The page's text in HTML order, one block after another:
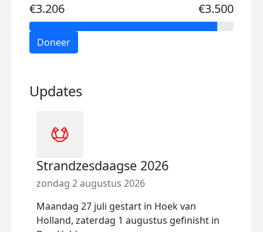
€3.206 €3.500
Doneer
Updates
Strandzesdaagse 2026
zondag 2 augustus 2026
Maandag 27 juli gestart in Hoek van
Holland, zaterdag 1 augustus gefinisht in